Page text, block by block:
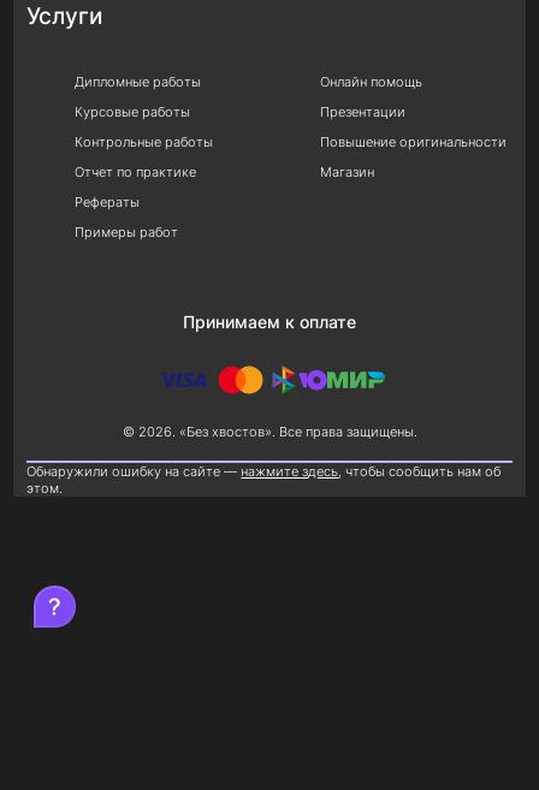
Услуги
Дипломные работы
Курсовые работы
Контрольные работы
Отчет по практике
Рефераты
Примеры работ
Онлайн помощь
Презентации
Повышение оригинальности
Магазин
Принимаем к оплате
© 2026. «Без хвостов». Все права защищены.
Обнаружили ошибку на сайте — нажмите здесь, чтобы сообщить нам об
этом.